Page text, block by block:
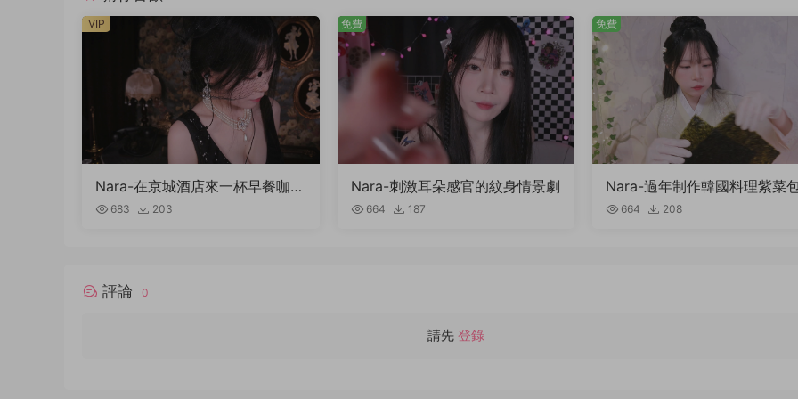
Nara-在京城酒店來一杯早餐咖
啡，開啓新的一天
683 203
VIP
Nara-刺激耳朵感官的紋身情景劇
664 187
免費
Nara-過年制作韓國料理紫菜
飯，一邊輕松聊天
664 208
免費
評論 0
請先 登錄